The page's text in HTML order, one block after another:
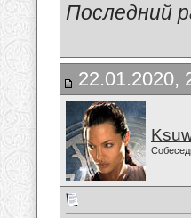
Последний
22.01.2020,